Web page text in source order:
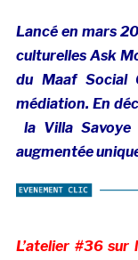
Lancé en mars
culturelles Ask
du Maaf Social
médiation. En
la Villa
augmentée
L’atelier #36